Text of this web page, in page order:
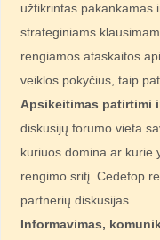
užtikrintas pakankamas
strateginiams
rengiamos ataskaitos
veiklos pokyčius, taip
Apsikeitimas patirtimi
diskusijų forumo vieta
kuriuos domina ar kurie
rengimo sritį. Cedefop
partnerių diskusijas.
Informavimas,